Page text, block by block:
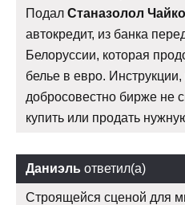
Подал Станазолол
автокредит, из банка
Белоруссии, которая
белье в евро.
добросовестно бирже не
купить или продать
Даниэль ответил(а)
Строящейся сценой для